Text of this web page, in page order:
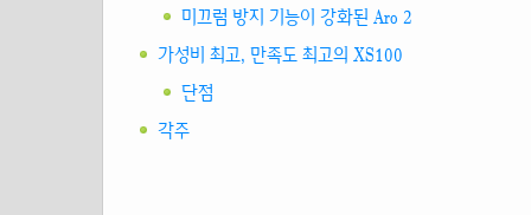
미끄럼 방지 기능이 강화된 Aro 2
가성비 최고, 만족도 최고의 XS100
단점
각주